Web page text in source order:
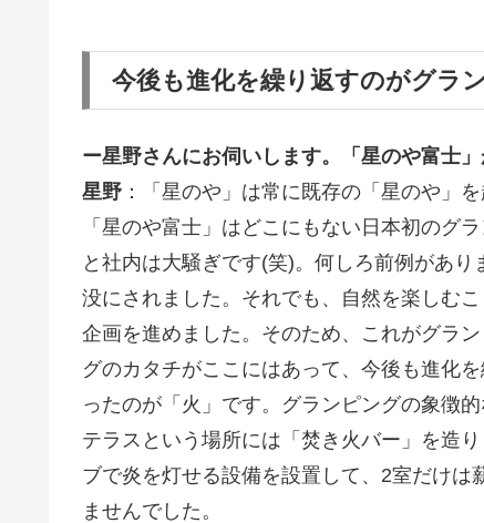
今後も進化を繰り返すのがグラ
ー星野さんにお伺いします。「星のや富士
星野 ：「星のや」は常に既存の「星のや」
「星のや富士」はどこにもない日本初のグ
と社内は大騒ぎです(笑)。何しろ前例があ
没にされました。それでも、自然を楽しむ
企画を進めました。そのため、これがグラ
グのカタチがここにはあって、今後も進化
ったのが「火」です。グランピングの象徴
テラスという場所には「焚き火バー」を造
ブで炎を灯せる設備を設置して、2室だけは
ませんでした。